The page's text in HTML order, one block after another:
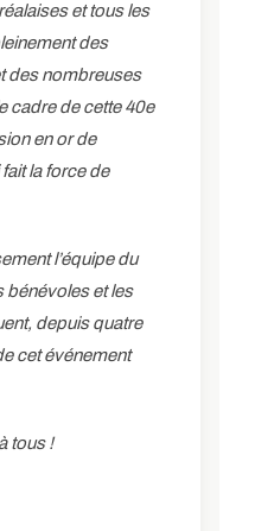
et tous les
des
des nombreuses
cadre de cette 40e
en or de
la force de
l’équipe du
bénévoles et les
depuis quatre
cet événement
tous !